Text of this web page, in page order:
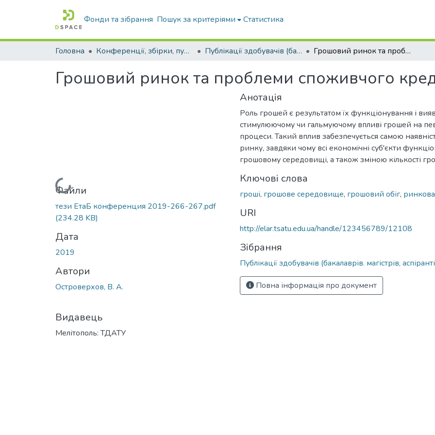
Фонди та зібрання Пошук за критеріями Статистика
Головна Конференції, збірки, публікації молодих вчених і здобувачів : магістрів, бакалаврів, аспірантів. Публікації здобувачів (бакалаврів. магістрів, аспірантів) Грошовий ринок та проблеми споживчого кредитування в Україні
Грошовий ринок та проблеми споживчого
Вантажиться...
Файли
тези ЕтаБ конференция 2019-266-267.pdf
(234.28 KB)
Дата
2019
Автори
Островерхов, В. А.
Видавець
Мелітополь: ТДАТУ
Анотація
Роль грошей є результатом їх функціонування і
стимулюючому чи гальмуючому впливі грошей на
процеси. Такий вплив забезпечується самою
ринку, завдяки чому всі економічні суб'єкти
грошовому середовищі, а також зміною кількості
Ключові слова
гроші, грошове середовище, грошовий обіг,
URI
http://elar.tsatu.edu.ua/handle/123456789/12108
Зібрання
Публікації здобувачів (бакалаврів. магістрів,
Повна інформація про документ